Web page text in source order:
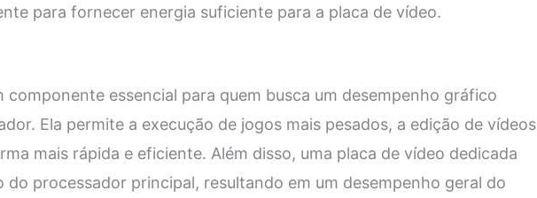
para fornecer energia suficiente para a placa de vídeo.
componente essencial para quem busca um desempenho gráfico
Ela permite a execução de jogos mais pesados, a edição de vídeos
mais rápida e eficiente. Além disso, uma placa de vídeo dedicada
do processador principal, resultando em um desempenho geral do